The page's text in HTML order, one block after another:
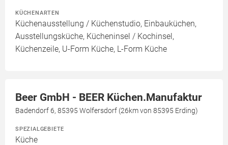
KÜCHENARTEN
Küchenausstellung / Küchenstudio, Einbauküchen,
Ausstellungsküche, Kücheninsel / Kochinsel,
Küchenzeile, U-Form Küche, L-Form Küche
Beer GmbH - BEER Küchen.Manufaktur
Badendorf 6, 85395 Wolfersdorf (26km von 85395 Erding)
SPEZIALGEBIETE
Küche